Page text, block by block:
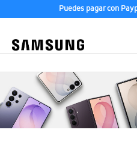
Puedes pagar con